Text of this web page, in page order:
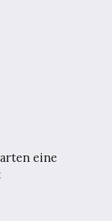
eine